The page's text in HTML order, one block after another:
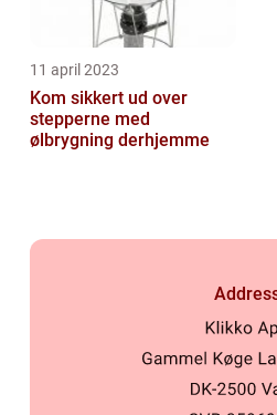
11 april 2023
Kom sikkert ud over
stepperne med
ølbrygning derhjemme